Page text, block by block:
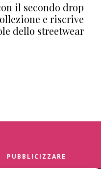
il secondo drop
e riscrive
dello streetwear
PUBBLICIZZARE